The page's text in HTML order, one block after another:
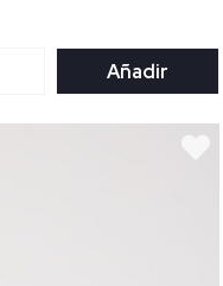
Añadir